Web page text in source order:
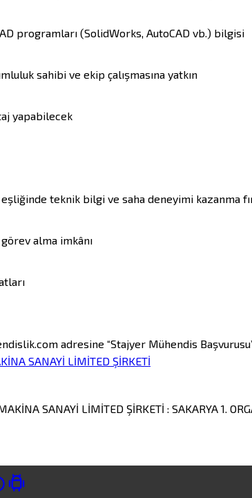
programları (SolidWorks, AutoCAD vb.) bilgisi
sahibi ve ekip çalışmasına yatkın
yapabilecek
teknik bilgi ve saha deneyimi kazanma
alma imkânı
adresine “Stajyer Mühendis
SANAYİ LİMİTED ŞİRKETİ
SANAYİ LİMİTED ŞİRKETİ : SAKARYA 1.